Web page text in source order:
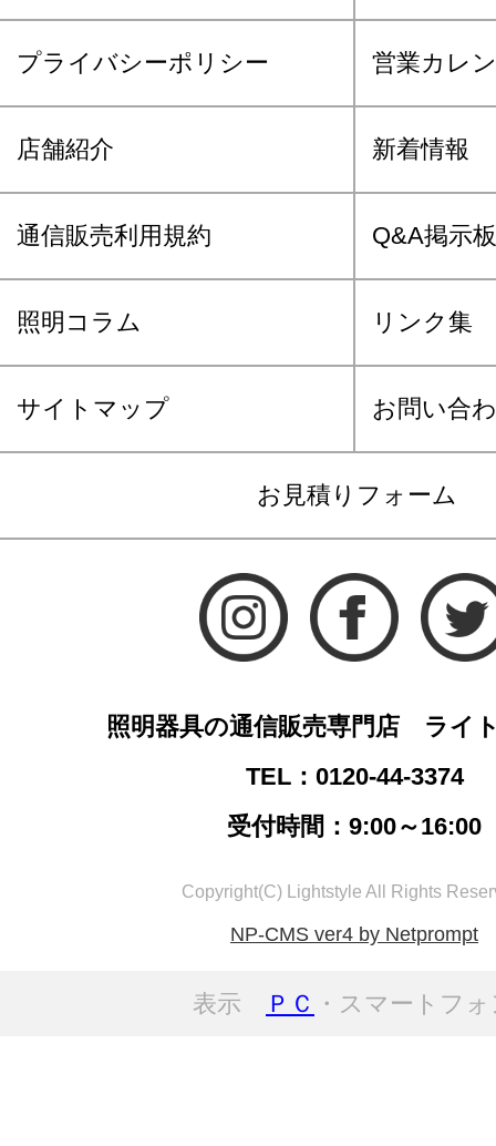
プライバシーポリシー 営業カレ
店舗紹介 新着情報
通信販売利用規約 Q&A掲示板
照明コラム リンク集
サイトマップ お問い合
お見積りフォーム
照明器具の通信販売専門店 ライ
TEL：0120-44-3374
受付時間：9:00～16:00
Copyright(C) Lightstyle All Rights
NP-CMS ver4 by Netprompt
表示 ＰＣ ・スマートフ